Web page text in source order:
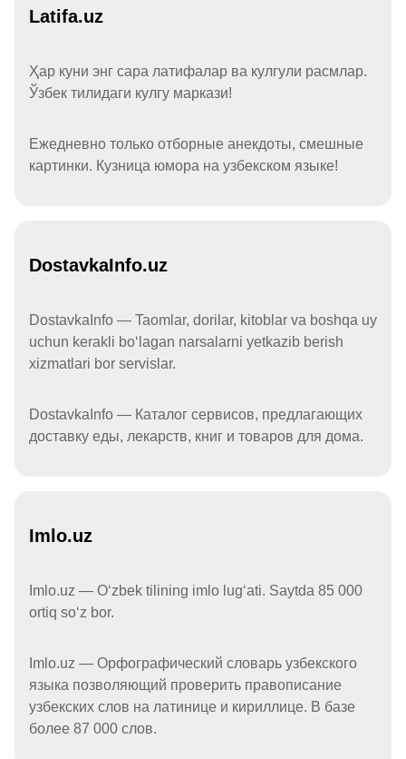
Latifa.uz
Ҳар куни энг сара латифалар ва кулгули расмлар.
Ўзбек тилидаги кулгу маркази!
Ежедневно только отборные анекдоты, смешные
картинки. Кузница юмора на узбекском языке!
DostavkaInfo.uz
DostavkaInfo — Taomlar, dorilar, kitoblar va boshqa uy
uchun kerakli boʻlagan narsalarni yetkazib berish
xizmatlari bor servislar.
DostavkaInfo — Каталог сервисов, предлагающих
доставку еды, лекарств, книг и товаров для дома.
Imlo.uz
Imlo.uz — Oʻzbek tilining imlo lugʻati. Saytda 85 000
ortiq soʻz bor.
Imlo.uz — Орфографический словарь узбекского
языка позволяющий проверить правописание
узбекских слов на латинице и кириллице. В базе
более 87 000 слов.